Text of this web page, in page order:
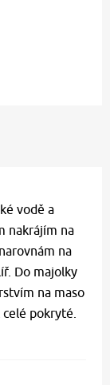
vodě a
nakrájím na
na
Do majolky
na maso
pokryté.